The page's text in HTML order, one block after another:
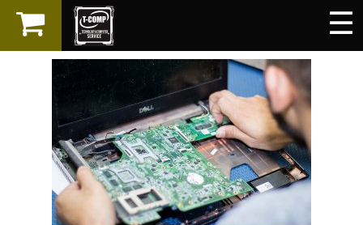
☰
×
LAPTOP
SPAREPART
AKSESORIS
SERVICES